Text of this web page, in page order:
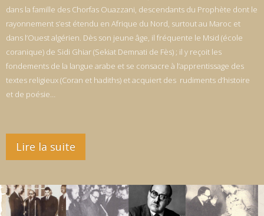
dans la famille des Chorfas Ouazzani, descendants du Prophète dont le
rayonnement s’est étendu en Afrique du Nord, surtout au Maroc et
dans l’Ouest algérien. Dès son jeune âge, il fréquente le Msid (école
coranique) de Sidi Ghiar (Sekiat Demnati de Fès) ; il y reçoit les
fondements de la langue arabe et se consacre à l’apprentissage des
textes religieux (Coran et hadiths) et acquiert des rudiments d’histoire
et de poésie…
Lire la suite